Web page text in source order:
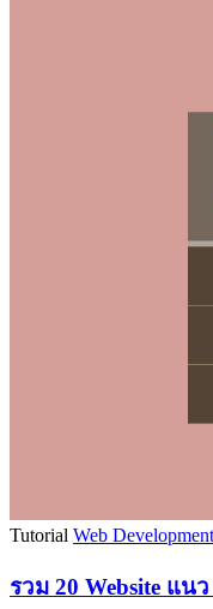
Tutorial Web Development
รวม 20 Website แน